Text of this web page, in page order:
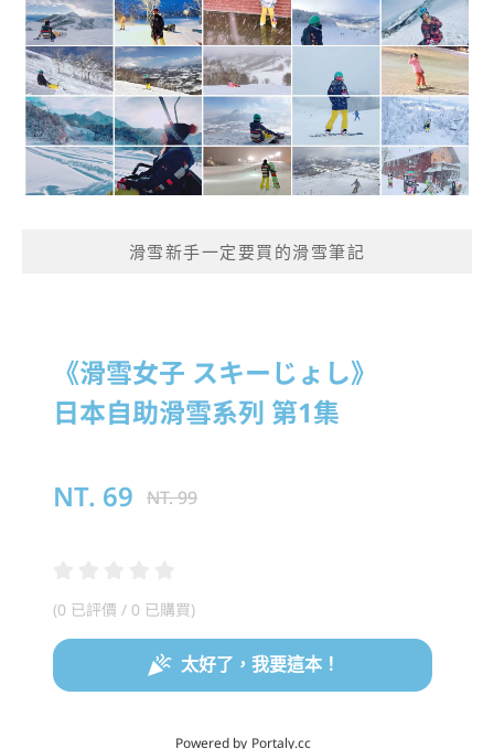
滑雪新手一定要買的滑雪筆記